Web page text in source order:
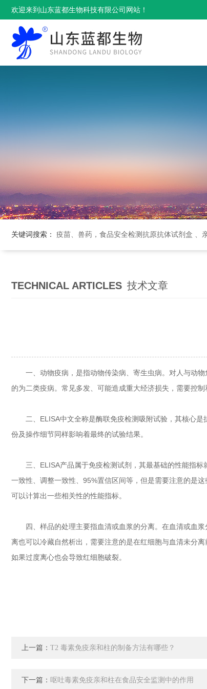
欢迎来到山东蓝都生物科技有限公司网站！
关键词搜索： 疫苗、兽药，食品安全检测抗原抗体试剂盒 、
TECHNICAL ARTICLES 技术文章
一、动物疫病，是指动物传染病、寄生虫病。对人与动物
的为二类疫病。常见多发、可能造成重大经济损失，需要控制
二、ELISA中文全称是酶联免疫检测吸附试验，其核心是
份及操作细节同样影响着最终的试验结果。
三、ELISA产品属于免疫检测试剂，其最基础的性能指标
一致性、调整一致性、95%置信区间等，但是需要注意的是
可以计算出一些相关性的性能指标。
四、样品的处理主要指血清或血浆的分离。在血清或血浆
离也可以冷藏自然析出，需要注意的是在红细胞与血清未分
如果过度离心也会导致红细胞破裂。
上一篇： T2 毒素免疫亲和柱的制备方法有哪些？
下一篇： 呕吐毒素免疫亲和柱在食品安全监测中的作用